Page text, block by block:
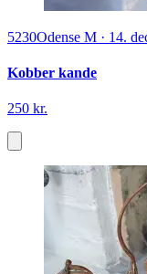
5230Odense M · 14.
Kobber kande
250 kr.